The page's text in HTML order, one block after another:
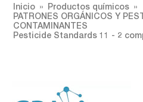
Inicio
Productos químicos
PATRONES ORGÁNICOS Y
CONTAMINANTES
Pesticide Standards 11 - 2